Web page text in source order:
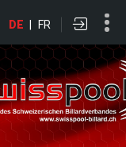
DE | FR